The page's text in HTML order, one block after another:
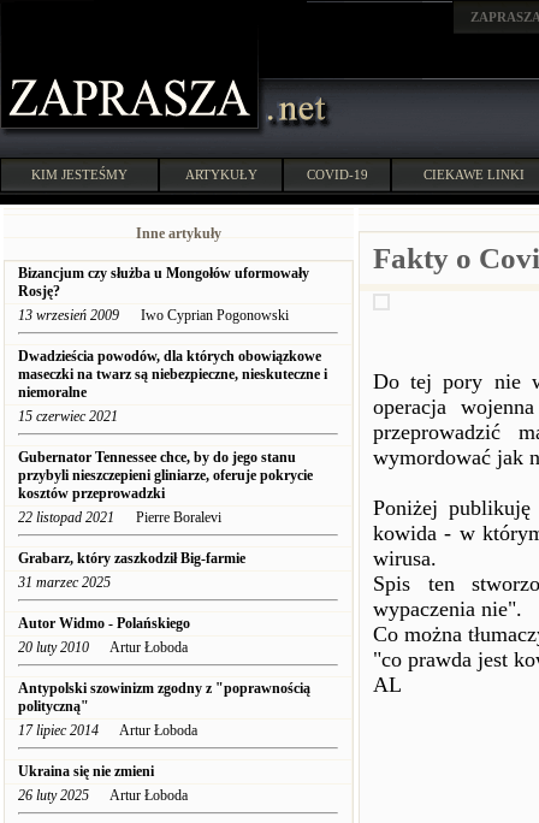
KIM JESTEŚMY ARTYKUŁY COVID-19 CIEKAWE LINKI
Inne artykuły
Bizancjum czy służba u Mongołów uformowały
Rosję?
13 wrzesień 2009 Iwo Cyprian Pogonowski
Dwadzieścia powodów, dla których obowiązkowe
maseczki na twarz są niebezpieczne, nieskuteczne i
niemoralne
15 czerwiec 2021
Gubernator Tennessee chce, by do jego stanu
przybyli nieszczepieni gliniarze, oferuje pokrycie
kosztów przeprowadzki
22 listopad 2021 Pierre Boralevi
Grabarz, który zaszkodził Big-farmie
31 marzec 2025
Autor Widmo - Polańskiego
20 luty 2010 Artur Łoboda
Antypolski szowinizm zgodny z "poprawnością
polityczną"
17 lipiec 2014 Artur Łoboda
Ukraina się nie zmieni
26 luty 2025 Artur Łoboda
Fakty o
Do tej pory nie
operacja
przeprowadzić
wymordować jak
Poniżej
kowida - w
wirusa.
Spis ten
wypaczenia nie".
Co można
"co prawda jest
AL